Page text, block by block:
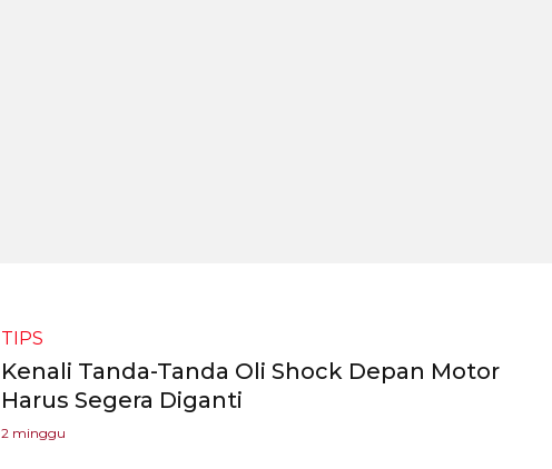
TIPS
Kenali Tanda-Tanda Oli Shock Depan Motor
Harus Segera Diganti
2 minggu